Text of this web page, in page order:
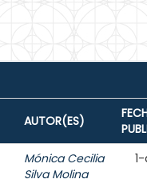
AUTOR(ES)
Mónica Cecilia
Silva Molina